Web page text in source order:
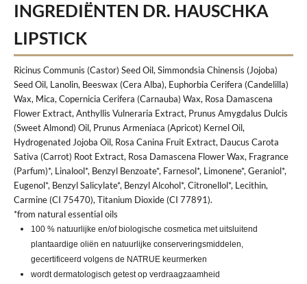
INGREDIËNTEN DR. HAUSCHKA
LIPSTICK
Ricinus Communis (Castor) Seed Oil, Simmondsia Chinensis (Jojoba)
Seed Oil, Lanolin, Beeswax (Cera Alba), Euphorbia Cerifera (Candelilla)
Wax, Mica, Copernicia Cerifera (Carnauba) Wax, Rosa Damascena
Flower Extract, Anthyllis Vulneraria Extract, Prunus Amygdalus Dulcis
(Sweet Almond) Oil, Prunus Armeniaca (Apricot) Kernel Oil,
Hydrogenated Jojoba Oil, Rosa Canina Fruit Extract, Daucus Carota
Sativa (Carrot) Root Extract, Rosa Damascena Flower Wax, Fragrance
(Parfum)*, Linalool*, Benzyl Benzoate*, Farnesol*, Limonene*, Geraniol*,
Eugenol*, Benzyl Salicylate*, Benzyl Alcohol*, Citronellol*, Lecithin,
Carmine (CI 75470), Titanium Dioxide (CI 77891).
*from natural essential oils
100 % natuurlijke en/of biologische cosmetica met uitsluitend
plantaardige oliën en natuurlijke conserveringsmiddelen,
gecertificeerd volgens de NATRUE keurmerken
wordt dermatologisch getest op verdraagzaamheid